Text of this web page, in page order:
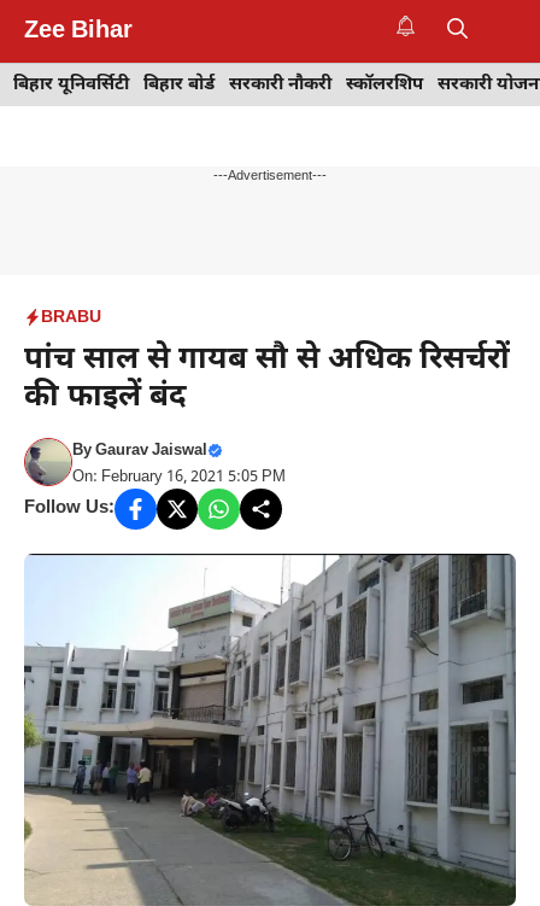
content
Zee Bihar
बिहार यूनिवर्सिटी बिहार बोर्ड सरकारी नौकरी स्कॉलरशिप सरकारी
---Advertisement---
BRABU
पांच साल से गायब सौ से अधिक रिसर्चरों
की फाइलें बंद
ByGaurav Jaiswal
On: February 16, 2021 5:05 PM
Follow Us: